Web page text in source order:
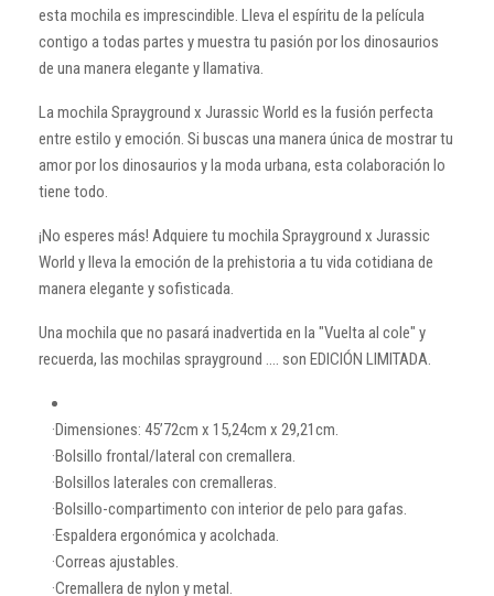
esta mochila es imprescindible. Lleva el espíritu de la película
contigo a todas partes y muestra tu pasión por los dinosaurios
de una manera elegante y llamativa.
La mochila Sprayground x Jurassic World es la fusión perfecta
entre estilo y emoción. Si buscas una manera única de mostrar tu
amor por los dinosaurios y la moda urbana, esta colaboración lo
tiene todo.
¡No esperes más! Adquiere tu mochila Sprayground x Jurassic
World y lleva la emoción de la prehistoria a tu vida cotidiana de
manera elegante y sofisticada.
Una mochila que no pasará inadvertida en la "Vuelta al cole" y
recuerda, las mochilas sprayground .... son EDICIÓN LIMITADA.
·Dimensiones: 45’72cm x 15,24cm x 29,21cm.
·Bolsillo frontal/lateral con cremallera.
·Bolsillos laterales con cremalleras.
·Bolsillo-compartimento con interior de pelo para gafas.
·Espaldera ergonómica y acolchada.
·Correas ajustables.
·Cremallera de nylon y metal.